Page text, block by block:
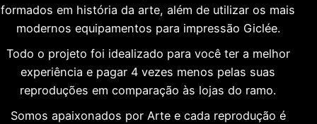
formados em história da arte, além de utilizar os mais
modernos equipamentos para impressão Giclée.
Todo o projeto foi idealizado para você ter a melhor
experiência e pagar 4 vezes menos pelas suas
reproduções em comparação às lojas do ramo.
Somos apaixonados por Arte e cada reprodução é